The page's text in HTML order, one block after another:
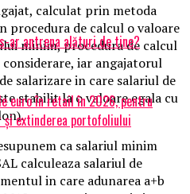
calculat prin metoda
procedura de calcul o valoare
minim, procedura de calcul
iar angajatorul
salarizare in care salariul de
stabilit la o valoare egala cu
ca salariul minim
calculeaza salariul de
in care adunarea a+b
ar antrena alături de tine?
euro în retail în 2026, pentru
și extinderea portofoliului